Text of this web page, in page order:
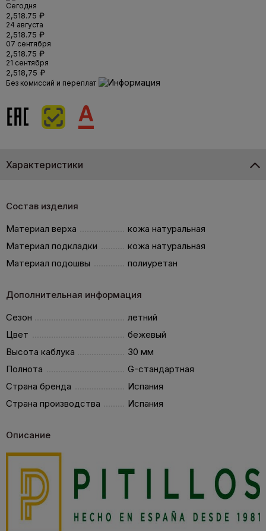
Сегодня
2,518.75 ₽
24 августа
2,518.75 ₽
07 сентября
2,518.75 ₽
21 сентября
2,518,75 ₽
Без комиссий и переплат
Характеристики
Состав изделия
Материал верха
кожа натуральная
Материал подкладки
кожа натуральная
Материал подошвы
полиуретан
Дополнительная информация
Сезон
летний
Цвет
бежевый
Высота каблука
30 мм
Полнота
G-стандартная
Страна бренда
Испания
Страна производства
Испания
Описание